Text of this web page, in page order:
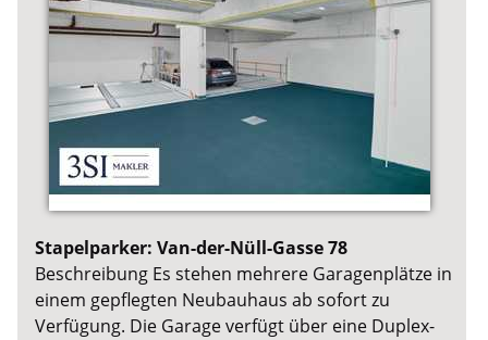
Stapelparker: Van-der-Nüll-Gasse 78
Beschreibung Es stehen mehrere Garagenplätze in
einem gepflegten Neubauhaus ab sofort zu
Verfügung. Die Garage verfügt über eine Duplex-